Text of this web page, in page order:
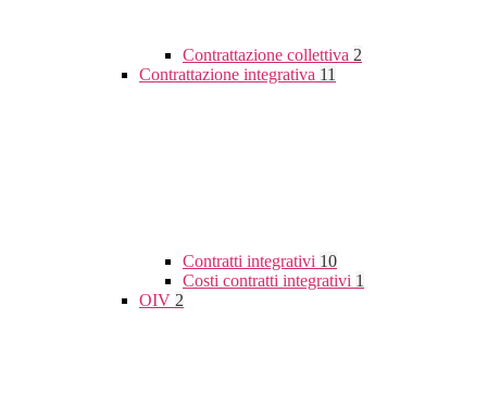
Contrattazione collettiva 2
Contrattazione integrativa 11
Contratti integrativi 10
Costi contratti integrativi 1
OIV 2